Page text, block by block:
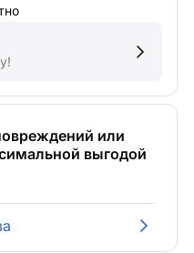
или
выгодой